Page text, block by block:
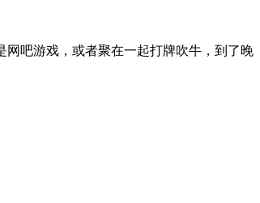
吧游戏，或者聚在一起打牌吹牛，到了晚